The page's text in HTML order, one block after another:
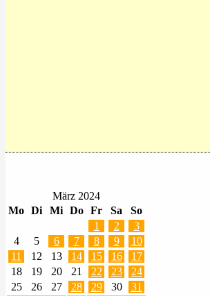
März 2024
Mo Di Mi Do Fr Sa So
1 2
3
4
5 6 7 8 9
10
11
12 13 14 15 16
17
18
19 20 21 22 23
24
25
26 27 28 29 30 31